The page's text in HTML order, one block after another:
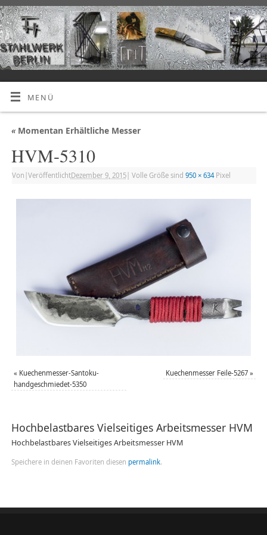
MENÜ
«Momentan Erhältliche Messer
HVM-5310
Von |VeröffentlichtDezember 9, 2015| Volle Größe sind 950 × 634Pixel
« Kuechenmesser-Santoku-
handgeschmiedet-5350
Kuechenmesser Feile-5267 »
Hochbelastbares Vielseitiges Arbeitsmesser HVM
Hochbelastbares Vielseitiges Arbeitsmesser HVM
Speichere in deinen Favoriten diesen permalink.